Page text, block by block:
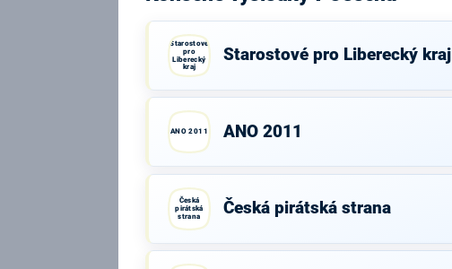
Starostové
pro
Liberecký
kraj
Starostové pro Liberecký kraj
ANO 2011 ANO 2011
Česká
pirátská
strana
Česká pirátská strana